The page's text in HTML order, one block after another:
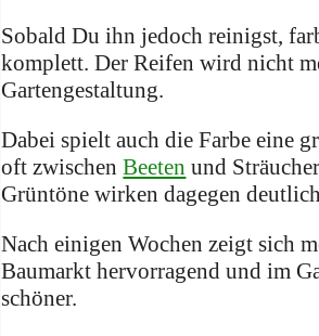
Sobald Du ihn jedoch reinigst,
komplett. Der Reifen wird nicht
Gartengestaltung.
Dabei spielt auch die Farbe eine
oft zwischenBeeten und
Grüntöne wirken dagegen
Nach einigen Wochen zeigt sich
Baumarkt hervorragend und im
schöner.